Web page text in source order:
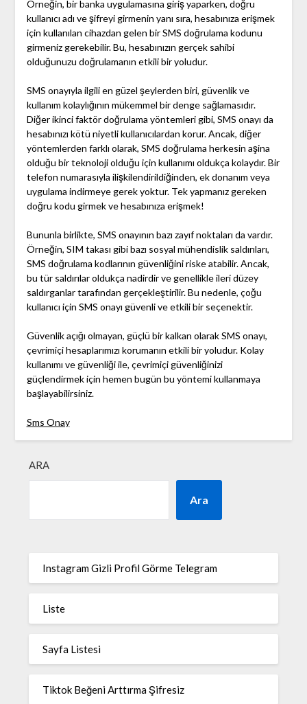
Örneğin, bir banka uygulamasına giriş yaparken, doğru
kullanıcı adı ve şifreyi girmenin yanı sıra, hesabınıza erişmek
için kullanılan cihazdan gelen bir SMS doğrulama kodunu
girmeniz gerekebilir. Bu, hesabınızın gerçek sahibi
olduğunuzu doğrulamanın etkili bir yoludur.
SMS onayıyla ilgili en güzel şeylerden biri, güvenlik ve
kullanım kolaylığının mükemmel bir denge sağlamasıdır.
Diğer ikinci faktör doğrulama yöntemleri gibi, SMS onayı da
hesabınızı kötü niyetli kullanıcılardan korur. Ancak, diğer
yöntemlerden farklı olarak, SMS doğrulama herkesin aşina
olduğu bir teknoloji olduğu için kullanımı oldukça kolaydır. Bir
telefon numarasıyla ilişkilendirildiğinden, ek donanım veya
uygulama indirmeye gerek yoktur. Tek yapmanız gereken
doğru kodu girmek ve hesabınıza erişmek!
Bununla birlikte, SMS onayının bazı zayıf noktaları da vardır.
Örneğin, SIM takası gibi bazı sosyal mühendislik saldırıları,
SMS doğrulama kodlarının güvenliğini riske atabilir. Ancak,
bu tür saldırılar oldukça nadirdir ve genellikle ileri düzey
saldırganlar tarafından gerçekleştirilir. Bu nedenle, çoğu
kullanıcı için SMS onayı güvenli ve etkili bir seçenektir.
Güvenlik açığı olmayan, güçlü bir kalkan olarak SMS onayı,
çevrimiçi hesaplarımızı korumanın etkili bir yoludur. Kolay
kullanımı ve güvenliği ile, çevrimiçi güvenliğinizi
güçlendirmek için hemen bugün bu yöntemi kullanmaya
başlayabilirsiniz.
Sms Onay
ARA
Ara
Instagram Gizli Profil Görme Telegram
Liste
Sayfa Listesi
Tiktok Beğeni Arttırma Şifresiz